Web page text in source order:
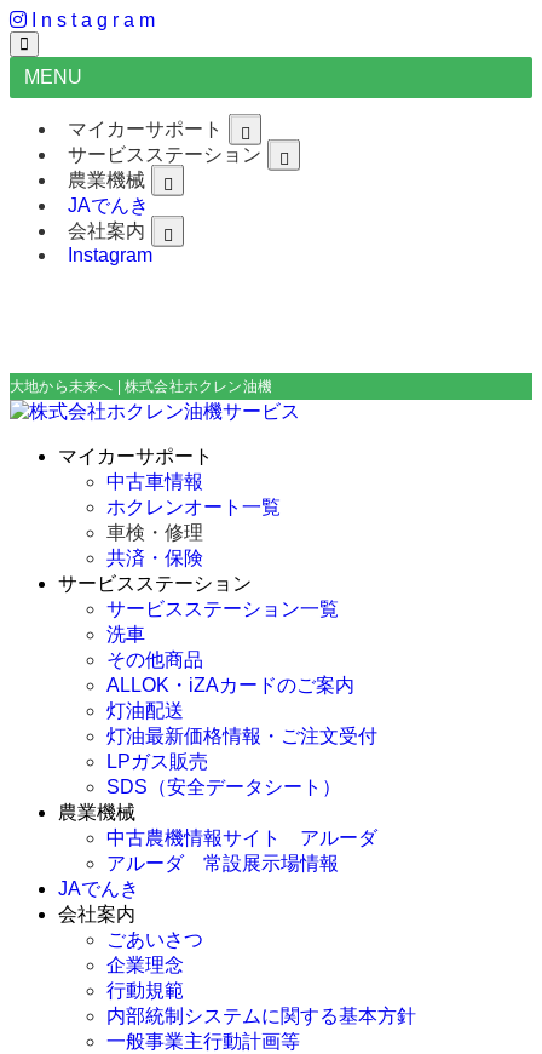
n s t a g r a m
MENU
マイカーサポート
サービスステーション
農業機械
JAでんき
会社案内
Instagram
大地から未来へ | 株式会社ホクレン油機サービス
マイカーサポート
中古車情報
ホクレンオート一覧
車検・修理
共済・保険
サービスステーション
サービスステーション一覧
洗車
その他商品
ALLOK・iZAカードのご案内
灯油配送
灯油最新価格情報・ご注文受付
LPガス販売
SDS（安全データシート）
農業機械
中古農機情報サイト アルーダ
アルーダ 常設展示場情報
JAでんき
会社案内
ごあいさつ
企業理念
行動規範
内部統制システムに関する基本方針
一般事業主行動計画等